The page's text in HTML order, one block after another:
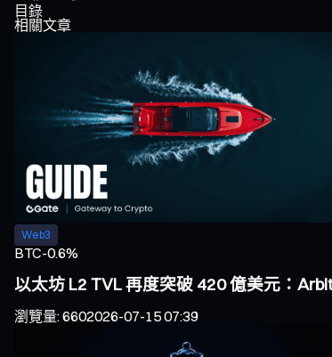
目錄
相關文章
Web3
BTC-0.6%
以太坊 L2 TVL 再度突破 420 億美元：
瀏覽量:6602026-07-15 07:39